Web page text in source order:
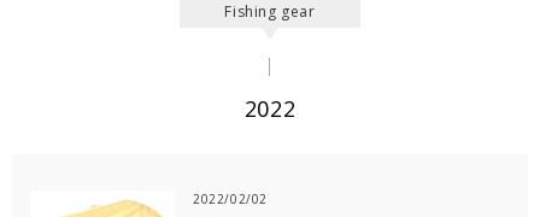
Fishing gear
2022
2022/02/02